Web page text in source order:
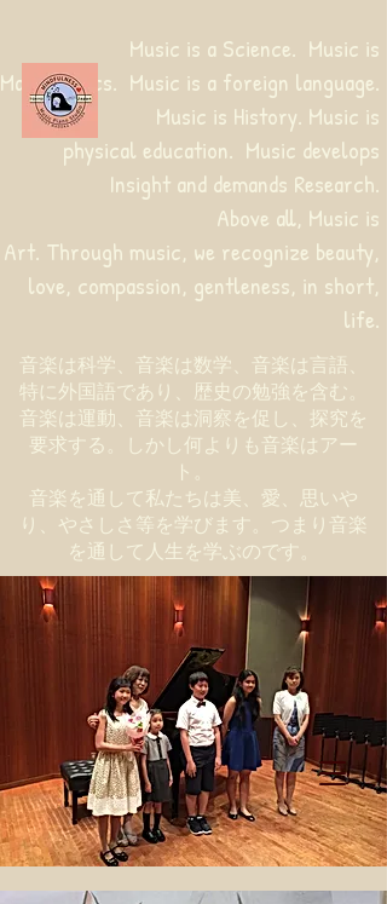
音楽は科学、音楽は数学、音楽は言語、
特に外国語であり、歴史の勉強を含む。
音楽は運動、音楽は洞察を促し、探究を
要求する。しかし何よりも音楽はアー
ト。
音楽を通して私たちは美、愛、思いや
り、やさしさ等を学びます。つまり音楽
を通して人生を学ぶのです。
Music is a Science. Music is
Mathematics. Music is a foreign language.
Music is History. Music is
physical education. Music develops
Insight and demands Research.
Above all, Music is
Art. Through music, we recognize beauty,
love, compassion, gentleness, in short,
life.